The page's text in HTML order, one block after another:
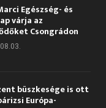
Egészség- és
várja az
Csongrádon
büszkesége is ott
Európa-